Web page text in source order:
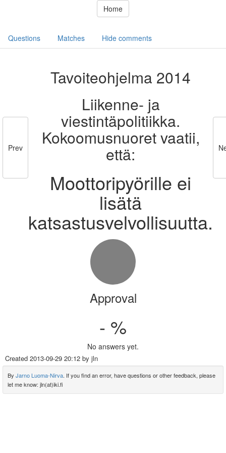
Home
Questions Matches Hide comments
Prev
Tavoiteohjelma 2014
Liikenne- ja
viestintäpolitiikka.
Kokoomusnuoret vaatii,
että:
Moottoripyörille ei
lisätä
katsastusvelvollisuutta.
Approval
- %
No answers yet.
Created 2013-09-29 20:12 by jln
By Jarno Luoma-Nirva. If you find an error, have questions or other feedback, please
let me know: jln(at)iki.fi